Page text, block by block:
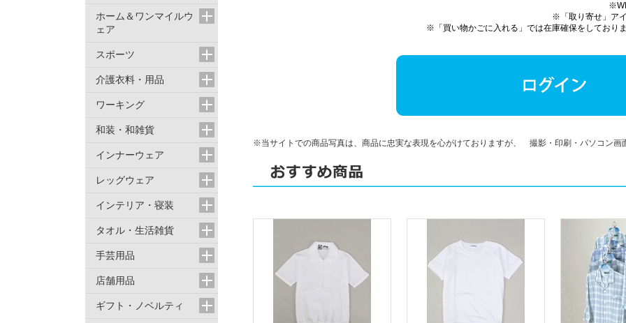
※「取り寄せ」ア
※「買い物かごに入れる」では在庫確保をしており
※当サイトでの商品写真は、商品に忠実な表現を心がけておりますが、 撮影・印刷・パソコン画
ホーム＆ワンマイルウ
ェア
スポーツ
介護衣料・用品
ワーキング
和装・和雑貨
インナーウェア
レッグウェア
インテリア・寝装
タオル・生活雑貨
手芸用品
店舗用品
ギフト・ノベルティ